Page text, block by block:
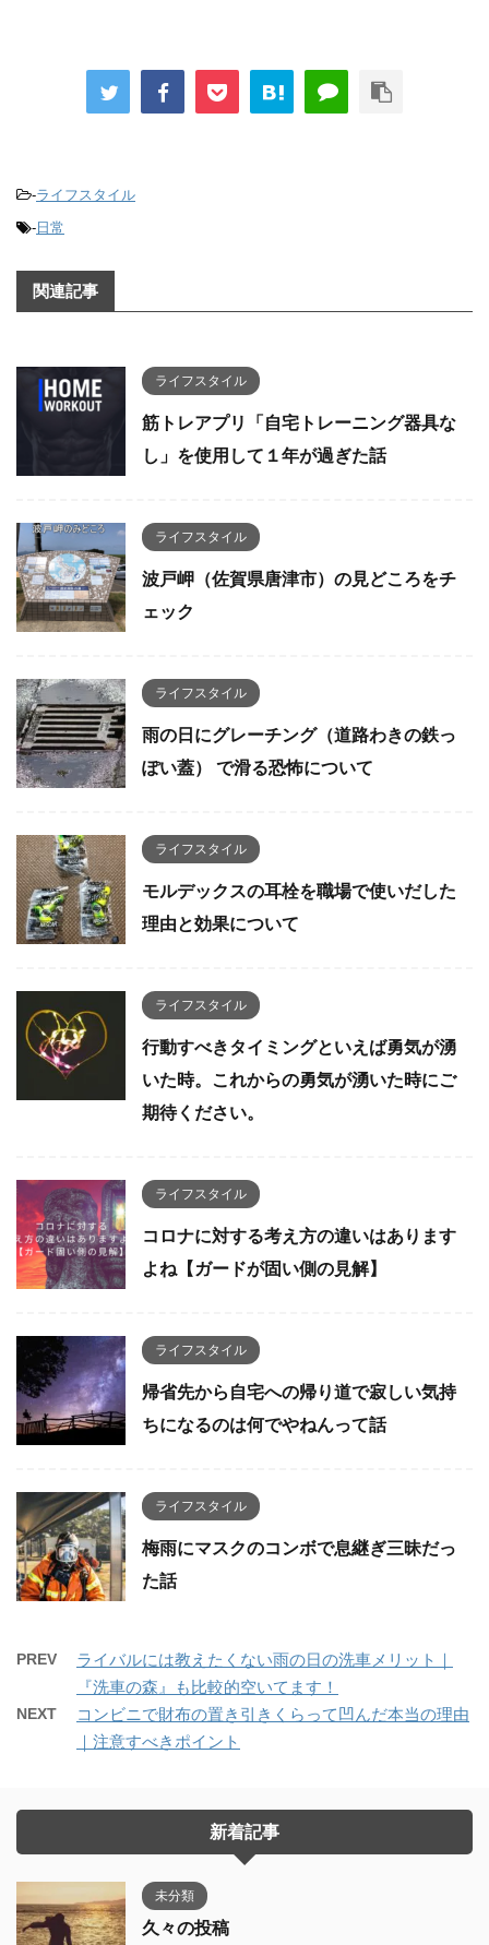
-ライフスタイル
- 日常
関連記事
ライフスタイル
筋トレアプリ「自宅トレーニング器具な
し」を使用して１年が過ぎた話
ライフスタイル
波戸岬（佐賀県唐津市）の見どころをチ
ェック
ライフスタイル
雨の日にグレーチング（道路わきの鉄っ
ぽい蓋） で滑る恐怖について
ライフスタイル
モルデックスの耳栓を職場で使いだした
理由と効果について
ライフスタイル
行動すべきタイミングといえば勇気が湧
いた時。これからの勇気が湧いた時にご
期待ください。
ライフスタイル
コロナに対する考え方の違いはあります
よね【ガードが固い側の見解】
ライフスタイル
帰省先から自宅への帰り道で寂しい気持
ちになるのは何でやねんって話
ライフスタイル
梅雨にマスクのコンボで息継ぎ三昧だっ
た話
PREV
ライバルには教えたくない雨の日の洗車メリット｜
『洗車の森』も比較的空いてます！
NEXT
コンビニで財布の置き引きくらって凹んだ本当の理由
｜注意すべきポイント
新着記事
未分類
久々の投稿